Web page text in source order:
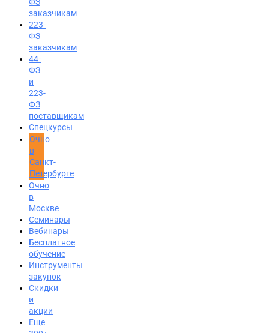
Вход на портал
8 (495) 228-47-43
заказчикам
223-
ФЗ
заказчикам
44-
ФЗ
и
223-
ФЗ
поставщикам
Спецкурсы
Очно
в
Санкт-
Петербурге
Очно
в
Москве
Семинары
Вебинары
Бесплатное
обучение
Инструменты
закупок
Скидки
и
акции
Еще